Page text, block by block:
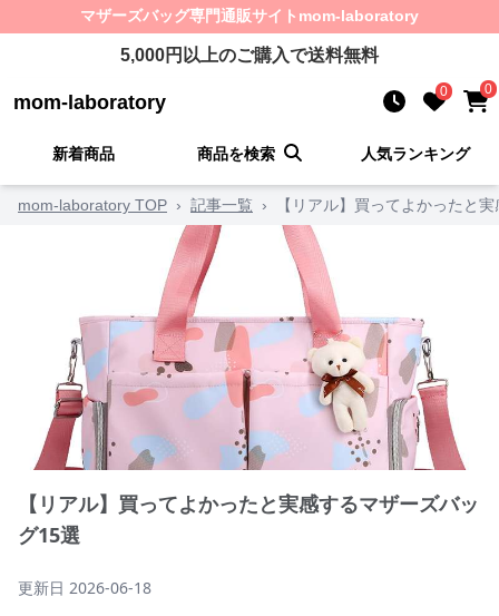
マザーズバッグ専門通販サイト mom-laboratory
5,000円以上のご購入で送料無料
mom-laboratory 0 0
新着商品 商品を検索 人気ランキング
mom-laboratory TOP › 記事一覧 › 【リアル】買ってよかったと
【リアル】買ってよかったと実感するマザーズバッ
グ15選
更新日 2026-06-18